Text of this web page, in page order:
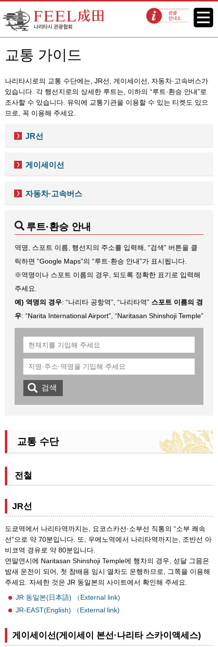
FEEL 나리타 나리타시 관광협회 관광 안내소 메뉴
교통 가이드
나리타시로의 교통 수단에는, JR선, 게이세이선, 자동차·고속버스가
있습니다. 각 행선지로의 상세한 루트는, 이하의 “루트·환승 안내”로
조사할 수 있습니다. 유익에 교통기관을 이용할 수 있는 티켓도 있으
므로, 꼭 이용해 주세요.
JR선
게이세이선
자동차·고속버스
루트·환승 안내
역명, 스포트 이름, 행선지의 주소를 입력해, “검색” 버튼을 클
릭하면 “Google Maps”의 “루트·환승 안내”가 표시됩니다.
※역명이나 스포트 이름의 경우, 되도록 정확한 표기로 입력해
주세요.
예) 역명의 경우: “나리타 공항역”, “나리타역” 스포트 이름의 경
우: “Narita International Airport”, “Naritasan Shinshoji Temple”
교통 수단
전철
JR선
도쿄역에서 나리타역까지는, 요코스카선·소부선 직통의 “소부 쾌속
선”으로 약 70분입니다. 또, 우에노역에서 나리타역까지는, 조반선 아
비코역 경유로 약 80분입니다.
연말연시에 Naritasan Shinshoji Temple에 행차의 경우, 섣달 그믐은
밤새 운전이 되어, 첫 참배용 임시 열차도 운행하므로, 그쪽을 이용해
주세요. 자세한 것은 JR 동일본의 사이트에서 확인해 주세요.
JR 동일본(日本語) （External link)
JR-EAST(English) （External link)
게이세이선(게이세이 본선·나리타 스카이액세스)